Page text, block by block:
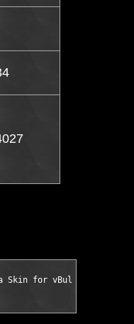
Skin for vBulletin 3.7.2